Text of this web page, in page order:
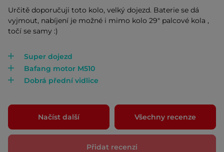
Určitě doporučuji toto kolo, velký dojezd. Baterie se dá
vyjmout, nabíjení je možné i mimo kolo 29" palcové kola ,
točí se samy :)
Super dojezd
Bafang motor M510
Dobrá přední vidlice
Načíst další Všechny recenze
Přidat recenzi